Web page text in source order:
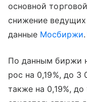
основной
снижение ведущих
данные Мосбиржи
По данным биржи
рос на 0,19%, до 3
также на 0,19%, до